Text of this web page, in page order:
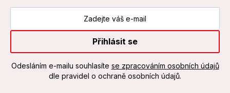
Přihlásit se
Odesláním e-mailu souhlasíte se zpracováním osobních údajů
dle pravidel o ochraně osobních údajů.